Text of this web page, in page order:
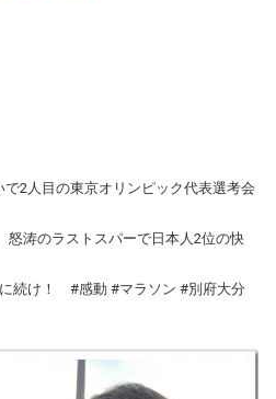
2人目の東京オリンピック代表選考会
怒涛のラストスパーで日本人2位の快
続け！ #感動 #マラソン #別府大分